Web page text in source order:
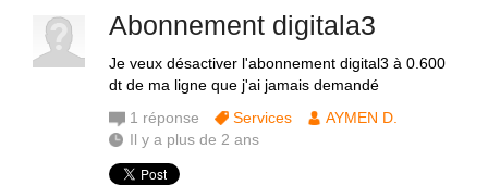
Abonnement digitala3
Je veux désactiver l'abonnement digital3 à 0.600
dt de ma ligne que j'ai jamais demandé
1 réponse Services
AYMEN D.
Il y a plus de 2 ans